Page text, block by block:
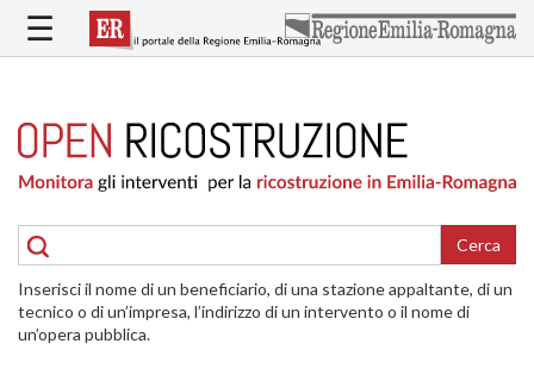
contenuto
RICOSTRUZIONE
PUBBLICA
DELLE
ABITAZIONI
RICOSTRUZIONE
ATTIVITÀ
☰
Cerca
Inserisci il nome di un beneficiario, di una stazione appaltante, di un
tecnico o di un’impresa, l’indirizzo di un intervento o il nome di
un’opera pubblica.